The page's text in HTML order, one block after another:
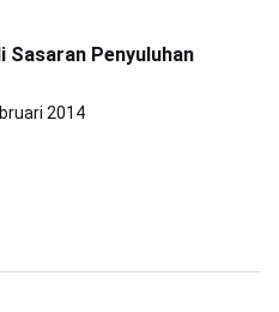
Sasaran Penyuluhan
2014